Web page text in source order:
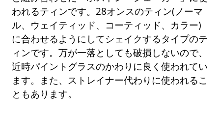
われるティンです。28オンスのティン(ノーマ
ル、ウェイティッド、コーティッド、カラー)
に合わせるようにしてシェイクするタイプのテ
ィンです。万が一落としても破損しないので、
近時パイントグラスのかわりに良く使われてい
ます。また、ストレイナー代わりに使われるこ
ともあります。